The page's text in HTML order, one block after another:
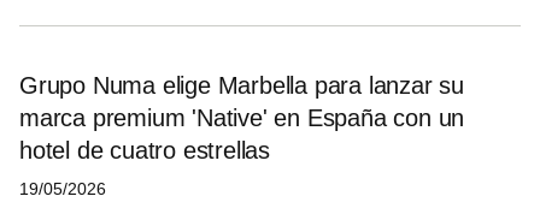
Grupo Numa elige Marbella para lanzar su
marca premium 'Native' en España con un
hotel de cuatro estrellas
19/05/2026